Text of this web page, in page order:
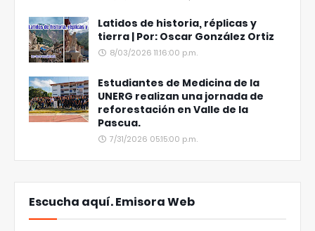
Latidos de historia, réplicas y
tierra | Por: Oscar González Ortiz
8/03/2026 11:16:00 p.m.
Estudiantes de Medicina de la
UNERG realizan una jornada de
reforestación en Valle de la
Pascua.
7/31/2026 05:15:00 p.m.
Escucha aquí. Emisora Web